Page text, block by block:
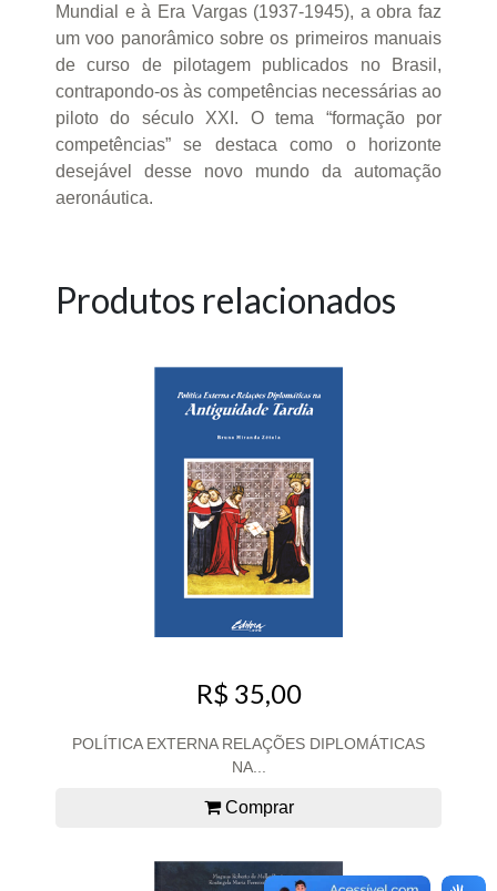
Mundial e à Era Vargas (1937-1945), a obra faz
um voo panorâmico sobre os primeiros manuais
de curso de pilotagem publicados no Brasil,
contrapondo-os às competências necessárias ao
piloto do século XXI. O tema “formação por
competências” se destaca como o horizonte
desejável desse novo mundo da automação
aeronáutica.
Produtos relacionados
R$ 35,00
POLÍTICA EXTERNA RELAÇÕES DIPLOMÁTICAS
NA...
Comprar